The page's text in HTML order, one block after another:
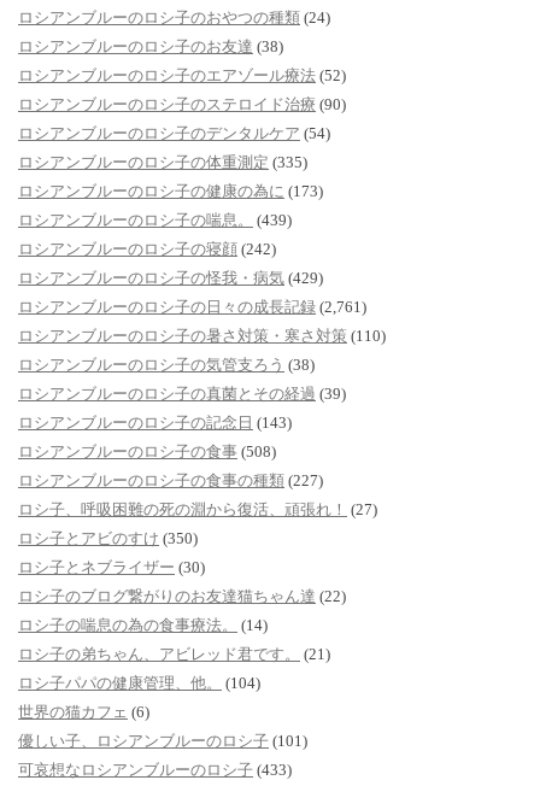
ロシアンブルーのロシ子のおやつの種類 (24)
ロシアンブルーのロシ子のお友達 (38)
ロシアンブルーのロシ子のエアゾール療法 (52)
ロシアンブルーのロシ子のステロイド治療 (90)
ロシアンブルーのロシ子のデンタルケア (54)
ロシアンブルーのロシ子の体重測定 (335)
ロシアンブルーのロシ子の健康の為に (173)
ロシアンブルーのロシ子の喘息。
(439)
ロシアンブルーのロシ子の寝顔 (242)
ロシアンブルーのロシ子の怪我・病気 (429)
ロシアンブルーのロシ子の日々の成長記録 (2,761)
ロシアンブルーのロシ子の暑さ対策・寒さ対策 (110)
ロシアンブルーのロシ子の気管支ろう (38)
ロシアンブルーのロシ子の真菌とその経過 (39)
ロシアンブルーのロシ子の記念日 (143)
ロシアンブルーのロシ子の食事 (508)
ロシアンブルーのロシ子の食事の種類 (227)
ロシ子、呼吸困難の死の淵から復活、頑張れ！ (27)
ロシ子とアビのすけ (350)
ロシ子とネブライザー (30)
ロシ子のブログ繋がりのお友達猫ちゃん達 (22)
ロシ子の喘息の為の食事療法。
(14)
ロシ子の弟ちゃん、アビレッド君です。
(21)
ロシ子パパの健康管理、他。
(104)
世界の猫カフェ (6)
優しい子、ロシアンブルーのロシ子 (101)
可哀想なロシアンブルーのロシ子 (433)